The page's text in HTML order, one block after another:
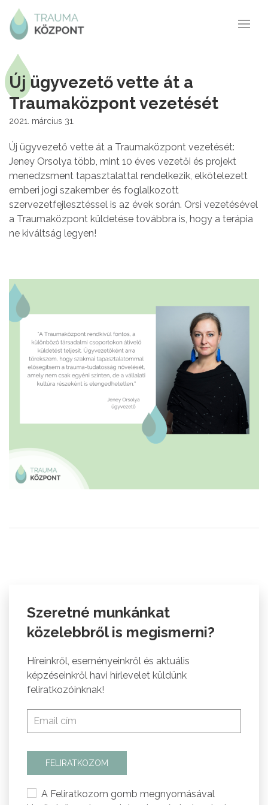
Új ügyvezető vette át a
Traumaközpont vezetését
2021. március 31.
Új ügyvezető vette át a Traumaközpont vezetését:
Jeney Orsolya több, mint 10 éves vezetői és projekt
menedzsment tapasztalattal rendelkezik, elkötelezett
emberi jogi szakember és foglalkozott
szervezetfejlesztéssel is az évek során. Orsi vezetésével
a Traumaközpont küldetése továbbra is, hogy a terápia
ne kiváltság legyen!
Szeretné munkánkat
közelebbről is megismerni?
Híreinkről, eseményeinkről és aktuális
képzéseinkről havi hírlevelet küldünk
feliratkozóinknak!
FELIRATKOZOM
A Feliratkozom gomb megnyomásával